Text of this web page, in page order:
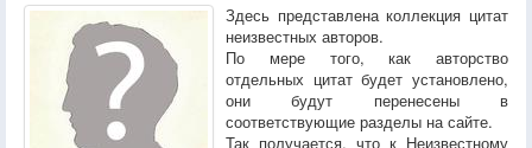
Здесь представлена коллекция цитат
неизвестных авторов.
По мере того, как авторство
отдельных цитат будет установлено,
они будут перенесены в
соответствующие разделы на сайте.
Так получается, что к Неизвестному